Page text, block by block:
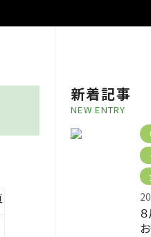
新着記事
NEW ENTRY